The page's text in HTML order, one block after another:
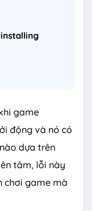
game
động và nó có
dựa trên
tâm, lỗi này
chơi game mà